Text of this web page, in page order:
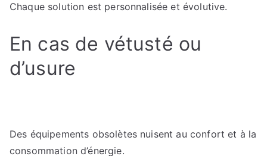
Chaque solution est personnalisée et évolutive.
En cas de vétusté ou
d’usure
Des équipements obsolètes nuisent au confort et à la
consommation d’énergie.